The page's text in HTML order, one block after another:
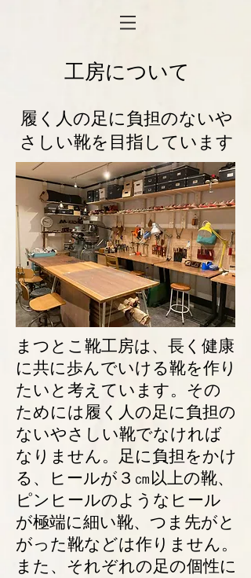
工房について
履く人の足に負担のないや
さしい靴を目指しています
まつとこ靴工房は、長く健康
に共に歩んでいける靴を作り
たいと考えています。その
ためには履く人の足に負担の
ないやさしい靴でなければ
なりません。足に負担をかけ
る、ヒールが３㎝以上の靴、
ピンヒールのようなヒール
が極端に細い靴、つま先がと
がった靴などは作りません。​
また、それぞれの足の個性に